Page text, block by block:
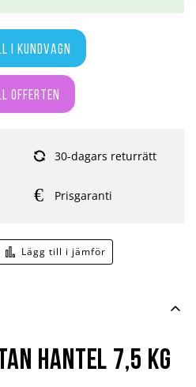
i kundvagn
offerten
Lägg till i jämför
30-dagars returrätt
Prisgaranti
hantel 7,5 kg